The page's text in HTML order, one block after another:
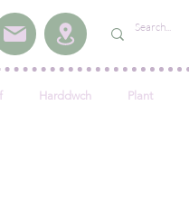
Harddwch Plant